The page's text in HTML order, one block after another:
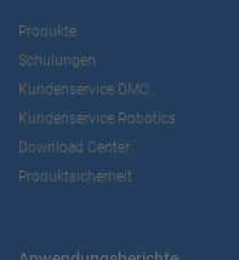
Produkte
Schulungen
Kundenservice DMC
Kundenservice Robotics
Download Center
Produktsicherheit